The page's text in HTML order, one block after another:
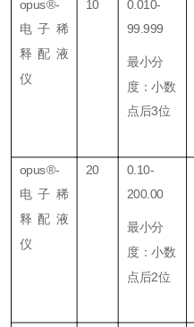
opus®-
电子稀
释配液
仪
10 0.010-
99.999
最小分
度：小数
点后3位
opus®-
电子稀
释配液
仪
20
0.10-
200.00
最小分
度：小数
点后2位